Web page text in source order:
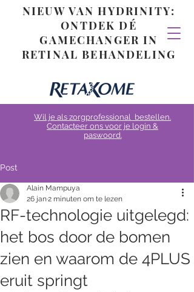
Wil je als zorgprofessional bestellen.
Contacteer ons voor je login &
paswoord.
NIEUW VAN HYDRINITY:
ONTDEK DÉ
GAMECHANGER IN
RETINAL BEHANDELING
Post
RF-technologie uitgelegd:
het bos door de bomen
zien en waarom de 4PLUS
eruit springt
Alain Mampuya
26 jan2 minuten om te lezen